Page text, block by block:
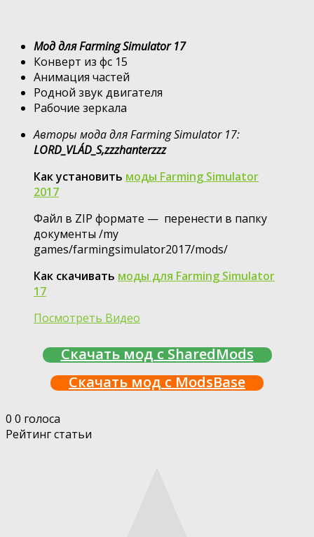
Мод для Farming Simulator 17
Конверт из фс 15
Анимация частей
Родной звук двигателя
Рабочие зеркала
Авторы мода для Farming Simulator 17:
LORD_VLÁD_S,zzzhanterzzz
Как установить моды Farming Simulator
2017
Файл в ZIP формате — перенести в папку
документы /my
games/farmingsimulator2017/mods/
Как скачивать моды для Farming Simulator
17
Посмотреть Видео
Скачать мод с SharedMods
Скачать мод с ModsBase
0 0 голоса
Рейтинг статьи